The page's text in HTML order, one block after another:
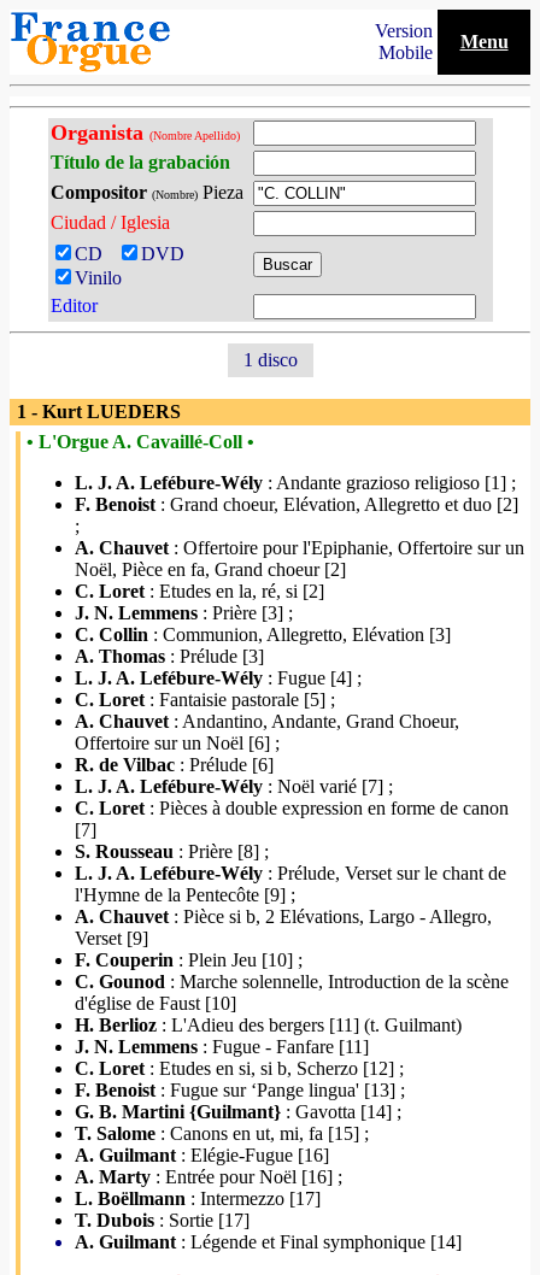
Version
Mobile
Menu
Organista (Nombre Apellido)
Título de la grabación
Compositor (Nombre)Pieza
Ciudad / Iglesia
CD
DVD
Vinilo
Editor
1 disco
1 - Kurt LUEDERS
• L'Orgue A. Cavaillé-Coll •
L. J. A. Lefébure-Wély : Andante grazioso religioso [1] ;
F. Benoist : Grand choeur, Elévation, Allegretto et duo [2]
;
A. Chauvet : Offertoire pour l'Epiphanie, Offertoire sur un
Noël, Pièce en fa, Grand choeur [2]
C. Loret : Etudes en la, ré, si [2]
J. N. Lemmens : Prière [3] ;
C. Collin : Communion, Allegretto, Elévation [3]
A. Thomas : Prélude [3]
L. J. A. Lefébure-Wély : Fugue [4] ;
C. Loret : Fantaisie pastorale [5] ;
A. Chauvet : Andantino, Andante, Grand Choeur,
Offertoire sur un Noël [6] ;
R. de Vilbac : Prélude [6]
L. J. A. Lefébure-Wély : Noël varié [7] ;
C. Loret : Pièces à double expression en forme de canon
[7]
S. Rousseau : Prière [8] ;
L. J. A. Lefébure-Wély : Prélude, Verset sur le chant de
l'Hymne de la Pentecôte [9] ;
A. Chauvet : Pièce si b, 2 Elévations, Largo - Allegro,
Verset [9]
F. Couperin : Plein Jeu [10] ;
C. Gounod : Marche solennelle, Introduction de la scène
d'église de Faust [10]
H. Berlioz : L'Adieu des bergers [11] (t. Guilmant)
J. N. Lemmens : Fugue - Fanfare [11]
C. Loret : Etudes en si, si b, Scherzo [12] ;
F. Benoist : Fugue sur ‘Pange lingua' [13] ;
G. B. Martini {Guilmant} : Gavotta [14] ;
T. Salome : Canons en ut, mi, fa [15] ;
A. Guilmant : Elégie-Fugue [16]
A. Marty : Entrée pour Noël [16] ;
L. Boëllmann : Intermezzo [17]
T. Dubois : Sortie [17]
A. Guilmant : Légende et Final symphonique [14]